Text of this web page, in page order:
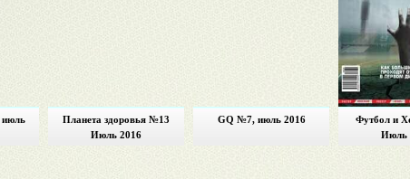
июль
Планета здоровья №13
Июль 2016
GQ №7, июль 2016
Футбол и
Июль